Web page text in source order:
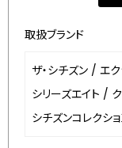
取扱ブランド
ザ・シチズン / エ
シリーズエイト /
シチズンコレクシ